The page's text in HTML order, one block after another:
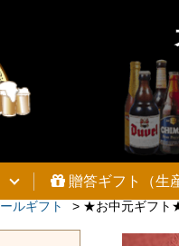
贈答ギフト（生
ルギフト > ★お中元ギフト